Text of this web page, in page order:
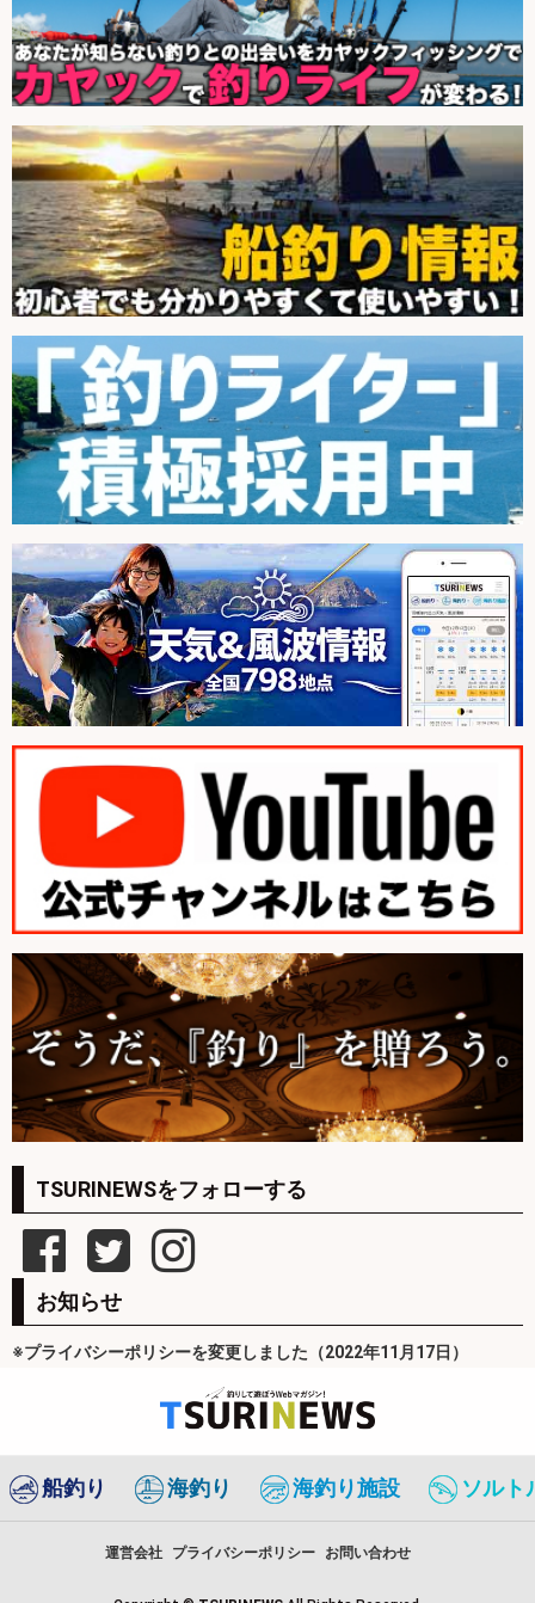
TSURINEWSをフォローする
お知らせ
※プライバシーポリシーを変更しました（2022年11月17日）
船釣り 海釣り 海釣り施設 ソルト
運営会社 プライバシーポリシー お問い合わせ